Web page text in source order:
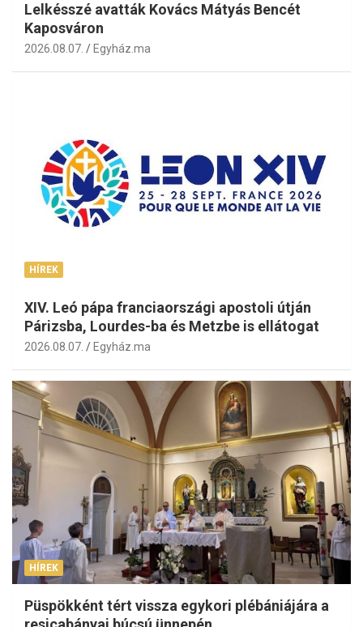
Lelkésszé avatták Kovács Mátyás Bencét
Kaposváron
2026.08.07. Egyház.ma
HÍREK
XIV. Leó pápa franciaországi apostoli útján
Párizsba, Lourdes-ba és Metzbe is ellátogat
2026.08.07. Egyház.ma
HÍREK
Püspökként tért vissza egykori plébániájára a